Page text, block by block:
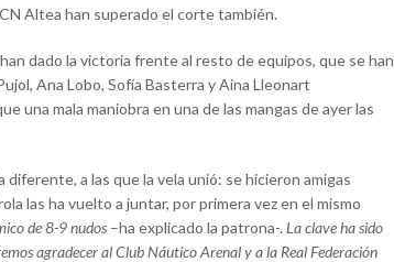
Altea han superado el corte también.
dado la victoria frente al resto de equipos, que se han
Ana Lobo, Sofía Basterra y Aina Lleonart
una mala maniobra en una de las mangas de ayer las
a las que la vela unió: se hicieron amigas
las ha vuelto a juntar, por primera vez en el mismo
de 8-9 nudos –ha explicado la patrona-. La clave ha sido
agradecer al Club Náutico Arenal y a la Real Federación